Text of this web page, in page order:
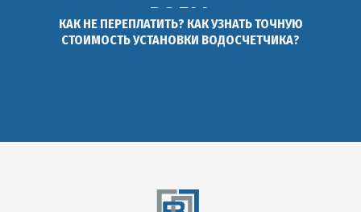
ВОДЫ.
КАК НЕ ПЕРЕПЛАТИТЬ? КАК УЗНАТЬ ТОЧНУЮ
СТОИМОСТЬ УСТАНОВКИ ВОДОСЧЕТЧИКА?